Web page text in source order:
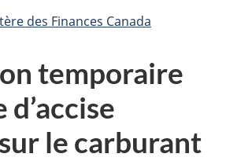
des Finances Canada
temporaire
le carburant